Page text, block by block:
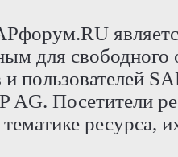
для
и пользователей
AG. Посетители
ресурса,